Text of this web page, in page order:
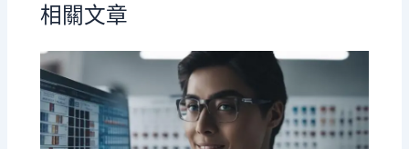
相關文章